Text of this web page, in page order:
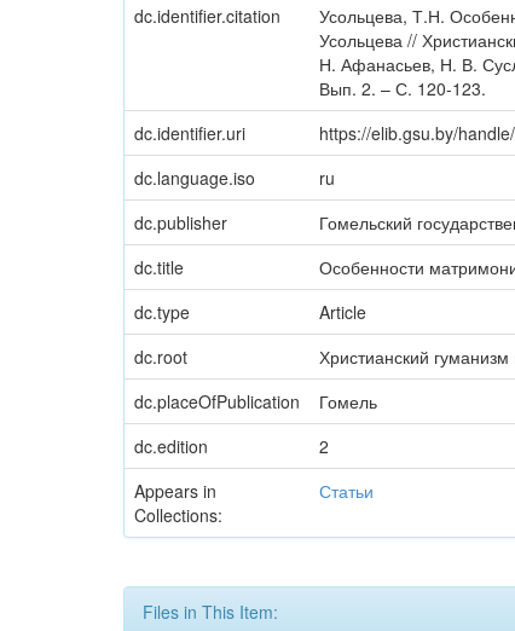
dc.identifier.citation
Усольцева, Т.Н.
Усольцева //
Н. Афанасьев, Н. В.
Вып. 2. – С. 120-123.
dc.identifier.uri https://elib.gsu.by/
dc.language.iso
ru
dc.publisher
Гомельский
dc.title
Особенности
dc.type
Article
dc.root
Христианский гуманизм
dc.placeOfPublication
Гомель
dc.edition
2
Appears in
Collections:
Статьи
Files in This Item: